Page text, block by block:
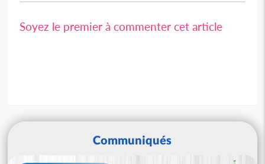
Soyez le premier à commenter cet article
Communiqués